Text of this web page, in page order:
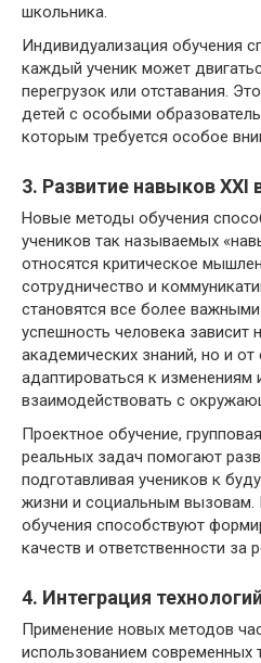
школьника.
Индивидуализация обучения
каждый ученик может
перегрузок или отставания.
детей с особыми
которым требуется особое
3. Развитие навыков XXI
Новые методы обучения
учеников так называемых
относятся критическое
сотрудничество и
становятся все более
успешность человека зависит
академических знаний, но и от
адаптироваться к изменениям
взаимодействовать с
Проектное обучение,
реальных задач помогают
подготавливая учеников к
жизни и социальным вызовам.
обучения способствуют
качеств и ответственности за
4. Интеграция
Применение новых методов
использованием современных